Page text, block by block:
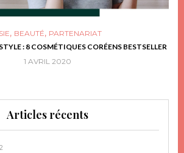
, BEAUTÉ, PARTENARIAT
: 8 COSMÉTIQUES CORÉENS BESTSELLER
1 AVRIL 2020
Articles récents